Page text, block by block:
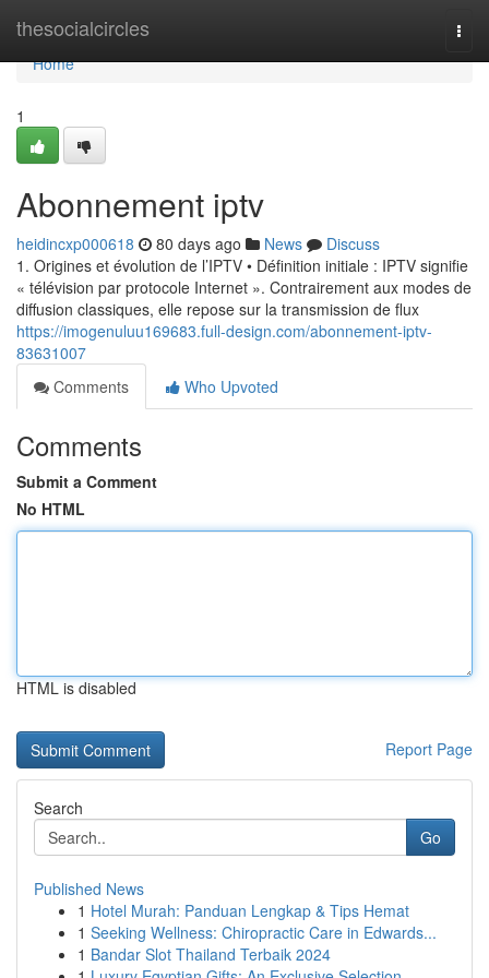
thesocialcircles
Home
Home
1
Abonnement iptv
heidincxp000618 80 days ago News
Discuss
1. Origines et évolution de l’IPTV • Définition initiale : IPTV signifie
« télévision par protocole Internet ». Contrairement aux modes de
diffusion classiques, elle repose sur la transmission de flux
https://imogenuluu169683.full-design.com/abonnement-iptv-
83631007
Comments
Who Upvoted
Comments
Submit a Comment
No HTML
HTML is disabled
Report Page
Search
Go
Published News
1 Hotel Murah: Panduan Lengkap & Tips Hemat
1 Seeking Wellness: Chiropractic Care in Edwards...
1 Bandar Slot Thailand Terbaik 2024